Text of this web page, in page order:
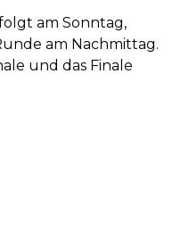
am Sonntag,
am Nachmittag.
und das Finale